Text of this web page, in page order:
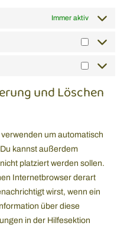
Immer aktiv
und Löschen
um automatisch
kannst außerdem
platziert werden sollen.
Internetbrowser derart
wirst, wenn ein
über diese
in der Hilfesektion